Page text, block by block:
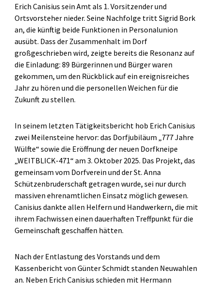
Erich Canisius sein Amt als 1. Vorsitzender und
Ortsvorsteher nieder. Seine Nachfolge tritt Sigrid Bork
an, die künftig beide Funktionen in Personalunion
ausübt. Dass der Zusammenhalt im Dorf
großgeschrieben wird, zeigte bereits die Resonanz auf
die Einladung: 89 Bürgerinnen und Bürger waren
gekommen, um den Rückblick auf ein ereignisreiches
Jahr zu hören und die personellen Weichen für die
Zukunft zu stellen.
In seinem letzten Tätigkeitsbericht hob Erich Canisius
zwei Meilensteine hervor: das Dorfjubiläum „777 Jahre
Wülfte“ sowie die Eröffnung der neuen Dorfkneipe
„WEITBLICK-471“ am 3. Oktober 2025. Das Projekt, das
gemeinsam vom Dorfverein und der St. Anna
Schützenbruderschaft getragen wurde, sei nur durch
massiven ehrenamtlichen Einsatz möglich gewesen.
Canisius dankte allen Helfern und Handwerkern, die mit
ihrem Fachwissen einen dauerhaften Treffpunkt für die
Gemeinschaft geschaffen hätten.
Nach der Entlastung des Vorstands und dem
Kassenbericht von Günter Schmidt standen Neuwahlen
an. Neben Erich Canisius schieden mit Hermann